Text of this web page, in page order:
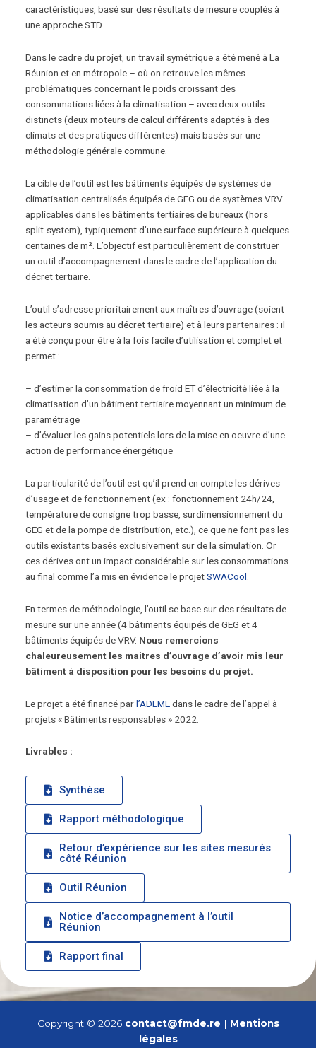
caractéristiques, basé sur des résultats de mesure couplés à
une approche STD.
Dans le cadre du projet, un travail symétrique a été mené à La
Réunion et en métropole – où on retrouve les mêmes
problématiques concernant le poids croissant des
consommations liées à la climatisation – avec deux outils
distincts (deux moteurs de calcul différents adaptés à des
climats et des pratiques différentes) mais basés sur une
méthodologie générale commune.
La cible de l’outil est les bâtiments équipés de systèmes de
climatisation centralisés équipés de GEG ou de systèmes VRV
applicables dans les bâtiments tertiaires de bureaux (hors
split-system), typiquement d’une surface supérieure à quelques
centaines de m². L’objectif est particulièrement de constituer
un outil d’accompagnement dans le cadre de l’application du
décret tertiaire.
L’outil s’adresse prioritairement aux maîtres d’ouvrage (soient
les acteurs soumis au décret tertiaire) et à leurs partenaires : il
a été conçu pour être à la fois facile d’utilisation et complet et
permet :
– d’estimer la consommation de froid ET d’électricité liée à la
climatisation d’un bâtiment tertiaire moyennant un minimum de
paramétrage
– d’évaluer les gains potentiels lors de la mise en oeuvre d’une
action de performance énergétique
La particularité de l’outil est qu’il prend en compte les dérives
d’usage et de fonctionnement (ex : fonctionnement 24h/24,
température de consigne trop basse, surdimensionnement du
GEG et de la pompe de distribution, etc.), ce que ne font pas les
outils existants basés exclusivement sur de la simulation. Or
ces dérives ont un impact considérable sur les consommations
au final comme l’a mis en évidence le projetSWACool
En termes de méthodologie, l’outil se base sur des résultats de
mesure sur une année (4 bâtiments équipés de GEG et 4
bâtiments équipés de VRV. Nous remercions
chaleureusement les maitres d’ouvrage d’avoir mis leur
bâtiment à disposition pour les besoins du projet.
Le projet a été financé parl’ADEMEdans le cadre de l’appel à
projets « Bâtiments responsables » 2022.
Livrables :
Synthèse
Rapport méthodologique
Retour d’expérience sur les sites mesurés
côté Réunion
Outil Réunion
Notice d’accompagnement à l’outil
Réunion
Rapport final
Copyright © 2026 contact@fmde.re | Mentions
légales